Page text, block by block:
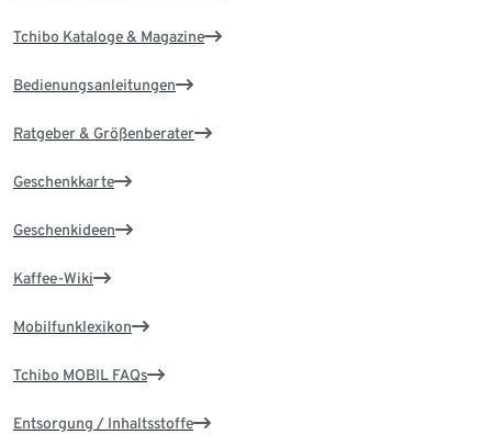
Tchibo Kataloge & Magazine
Bedienungsanleitungen
Ratgeber & Größenberater
Geschenkkarte
Geschenkideen
Kaffee-Wiki
Mobilfunklexikon
Tchibo MOBIL FAQs
Entsorgung / Inhaltsstoffe